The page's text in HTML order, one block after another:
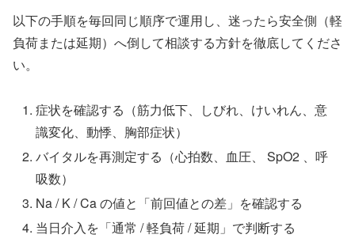
以下の手順を毎回同じ順序で運用し、迷ったら安全側（軽
負荷または延期）へ倒して相談する方針を徹底してくださ
い。
症状を確認する（筋力低下、しびれ、けいれん、意
識変化、動悸、胸部症状）
バイタルを再測定する（心拍数、血圧、 SpO2 、呼
吸数）
Na / K / Ca の値と「前回値との差」を確認する
当日介入を「通常 / 軽負荷 / 延期」で判断する